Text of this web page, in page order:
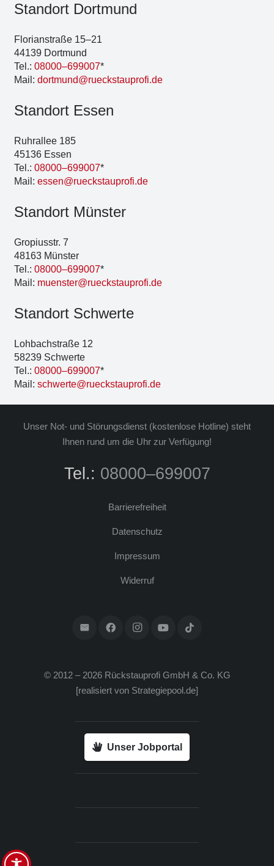
Stand­ort Dort­mund
Flo­ri­an­stra­ße 15–21
44139 Dort­mund
Tel.: 08000–699007*
Mail: dortmund@rueckstauprofi.de
Stand­ort Essen
Ruhr­al­lee 185
45136 Essen
Tel.: 08000–699007*
Mail: essen@rueckstauprofi.de
Stand­ort Müns­ter
Gro­pi­us­str. 7
48163 Müns­ter
Tel.: 08000–699007*
Mail: muenster@rueckstauprofi.de
Stand­ort Schwer­te
Loh­bach­stra­ße 12
58239 Schwer­te
Tel.: 08000–699007*
Mail: schwerte@rueckstauprofi.de
Unser Not- und Stö­rungs­dienst (kos­ten­lo­se Hot­line) steht
Ihnen rund um die Uhr zur Ver­fü­gung!
Tel.: 08000–699007
Bar­rie­re­frei­heit
Daten­schutz
Impres­sum
Wider­ruf
© 2012 – 2026 Rück­stau­pro­fi GmbH & Co. KG
[rea­li­siert von Strategiepool.de]
Unser Jobportal